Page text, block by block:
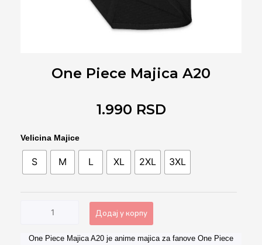
One Piece Majica A20
1.990 RSD
Velicina Majice
S M L XL 2XL 3XL
One
Piece
Majica
A20
Додај у корпу
Alternative:
One Piece Majica A20 je anime majica za fanove One Piece